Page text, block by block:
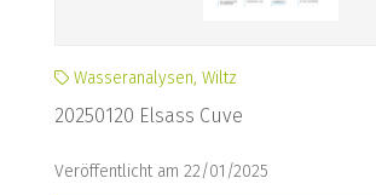
Wasseranalysen, Wiltz
20250120 Elsass Cuve
Veröffentlicht am 22/01/2025